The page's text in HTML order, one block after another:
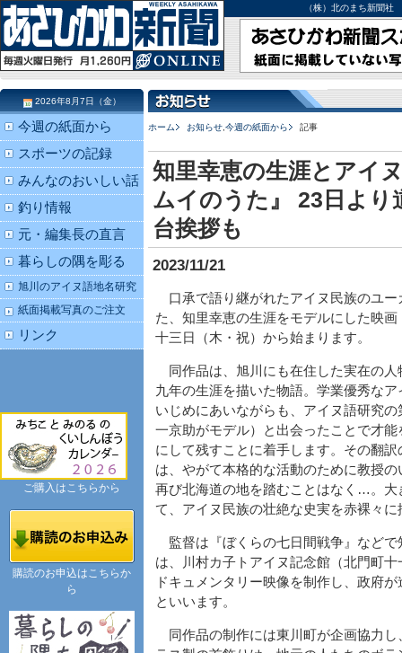
（株）北のまち新聞
ホーム お知らせ 今週の紙面から 記事
知里幸恵の生涯とアイ
ムイのうた』 23日より
台挨拶も
2023/11/21
口承で語り継がれたアイヌ民族のユ
た、知里幸恵の生涯をモデルにした映
十三日（木・祝）から始まります。
同作品は、旭川にも在住した実在の人
九年の生涯を描いた物語。学業優秀な
いじめにあいながらも、アイヌ語研究
一京助がモデル）と出会ったことで才
にして残すことに着手します。その翻
は、やがて本格的な活動のために教授
再び北海道の地を踏むことはなく…。
て、アイヌ民族の壮絶な史実を赤裸々
監督は『ぼくらの七日間戦争』などで
は、川村カ子トアイヌ記念館（北門町
ドキュメンタリー映像を制作し、政府
といいます。
同作品の制作には東川町が企画協力し
2026年8月7日（金）
今週の紙面から
スポーツの記録
みんなのおいしい話
釣り情報
元・編集長の直言
暮らしの隅を彫る
旭川のアイヌ語地名研究
紙面掲載写真のご注文
リンク
ご購入はこちらから
購読のお申込はこちらか
ら